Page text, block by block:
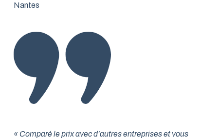
Nantes
« Comparé le prix avec d’autres entreprises et vous